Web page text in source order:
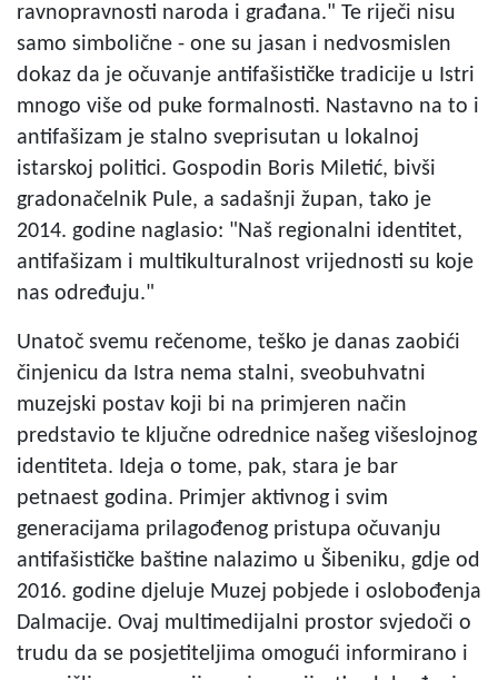
ravnopravnosti naroda i građana." Te riječi nisu
samo simbolične - one su jasan i nedvosmislen
dokaz da je očuvanje antifašističke tradicije u Istri
mnogo više od puke formalnosti. Nastavno na to i
antifašizam je stalno sveprisutan u lokalnoj
istarskoj politici. Gospodin Boris Miletić, bivši
gradonačelnik Pule, a sadašnji župan, tako je
2014. godine naglasio: "Naš regionalni identitet,
antifašizam i multikulturalnost vrijednosti su koje
nas određuju."
Unatoč svemu rečenome, teško je danas zaobići
činjenicu da Istra nema stalni, sveobuhvatni
muzejski postav koji bi na primjeren način
predstavio te ključne odrednice našeg višeslojnog
identiteta. Ideja o tome, pak, stara je bar
petnaest godina. Primjer aktivnog i svim
generacijama prilagođenog pristupa očuvanju
antifašističke baštine nalazimo u Šibeniku, gdje od
2016. godine djeluje Muzej pobjede i oslobođenja
Dalmacije. Ovaj multimedijalni prostor svjedoči o
trudu da se posjetiteljima omogući informirano i